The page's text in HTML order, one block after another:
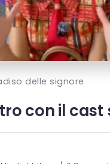
delle signore
con il